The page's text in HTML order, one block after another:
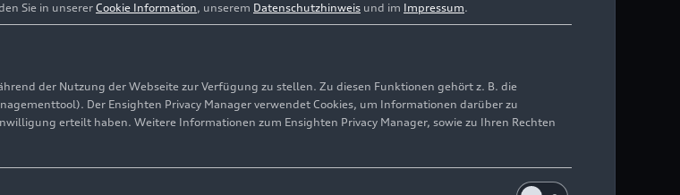
Sie in unserer Cookie Information, unserem Datenschutzhinweis und im Impressum.
der Nutzung der Webseite zur Verfügung zu stellen. Zu diesen Funktionen gehört z. B. die
Der Ensighten Privacy Manager verwendet Cookies, um Informationen darüber zu
erteilt haben. Weitere Informationen zum Ensighten Privacy Manager, sowie zu Ihren Rechten